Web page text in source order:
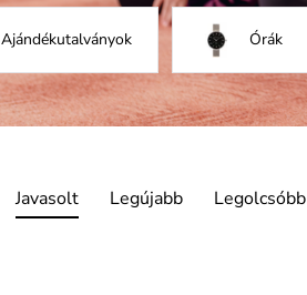
Ajándékutalványok Órák
Javasolt Legújabb Legolcsóbb